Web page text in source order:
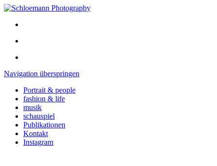
Navigation überspringen
Portrait & people
fashion & life
musik
schauspiel
Publikationen
Kontakt
Instagram